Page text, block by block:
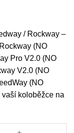
/ Rockway –
(NO
Pro V2.0 (NO
V2.0 (NO
(NO
vaší koloběžce na
/ Rockway